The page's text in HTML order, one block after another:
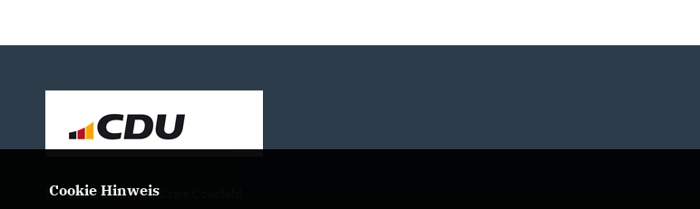
Ihr Landrat für den Kreis Coesfeld
Cookie Hinweis